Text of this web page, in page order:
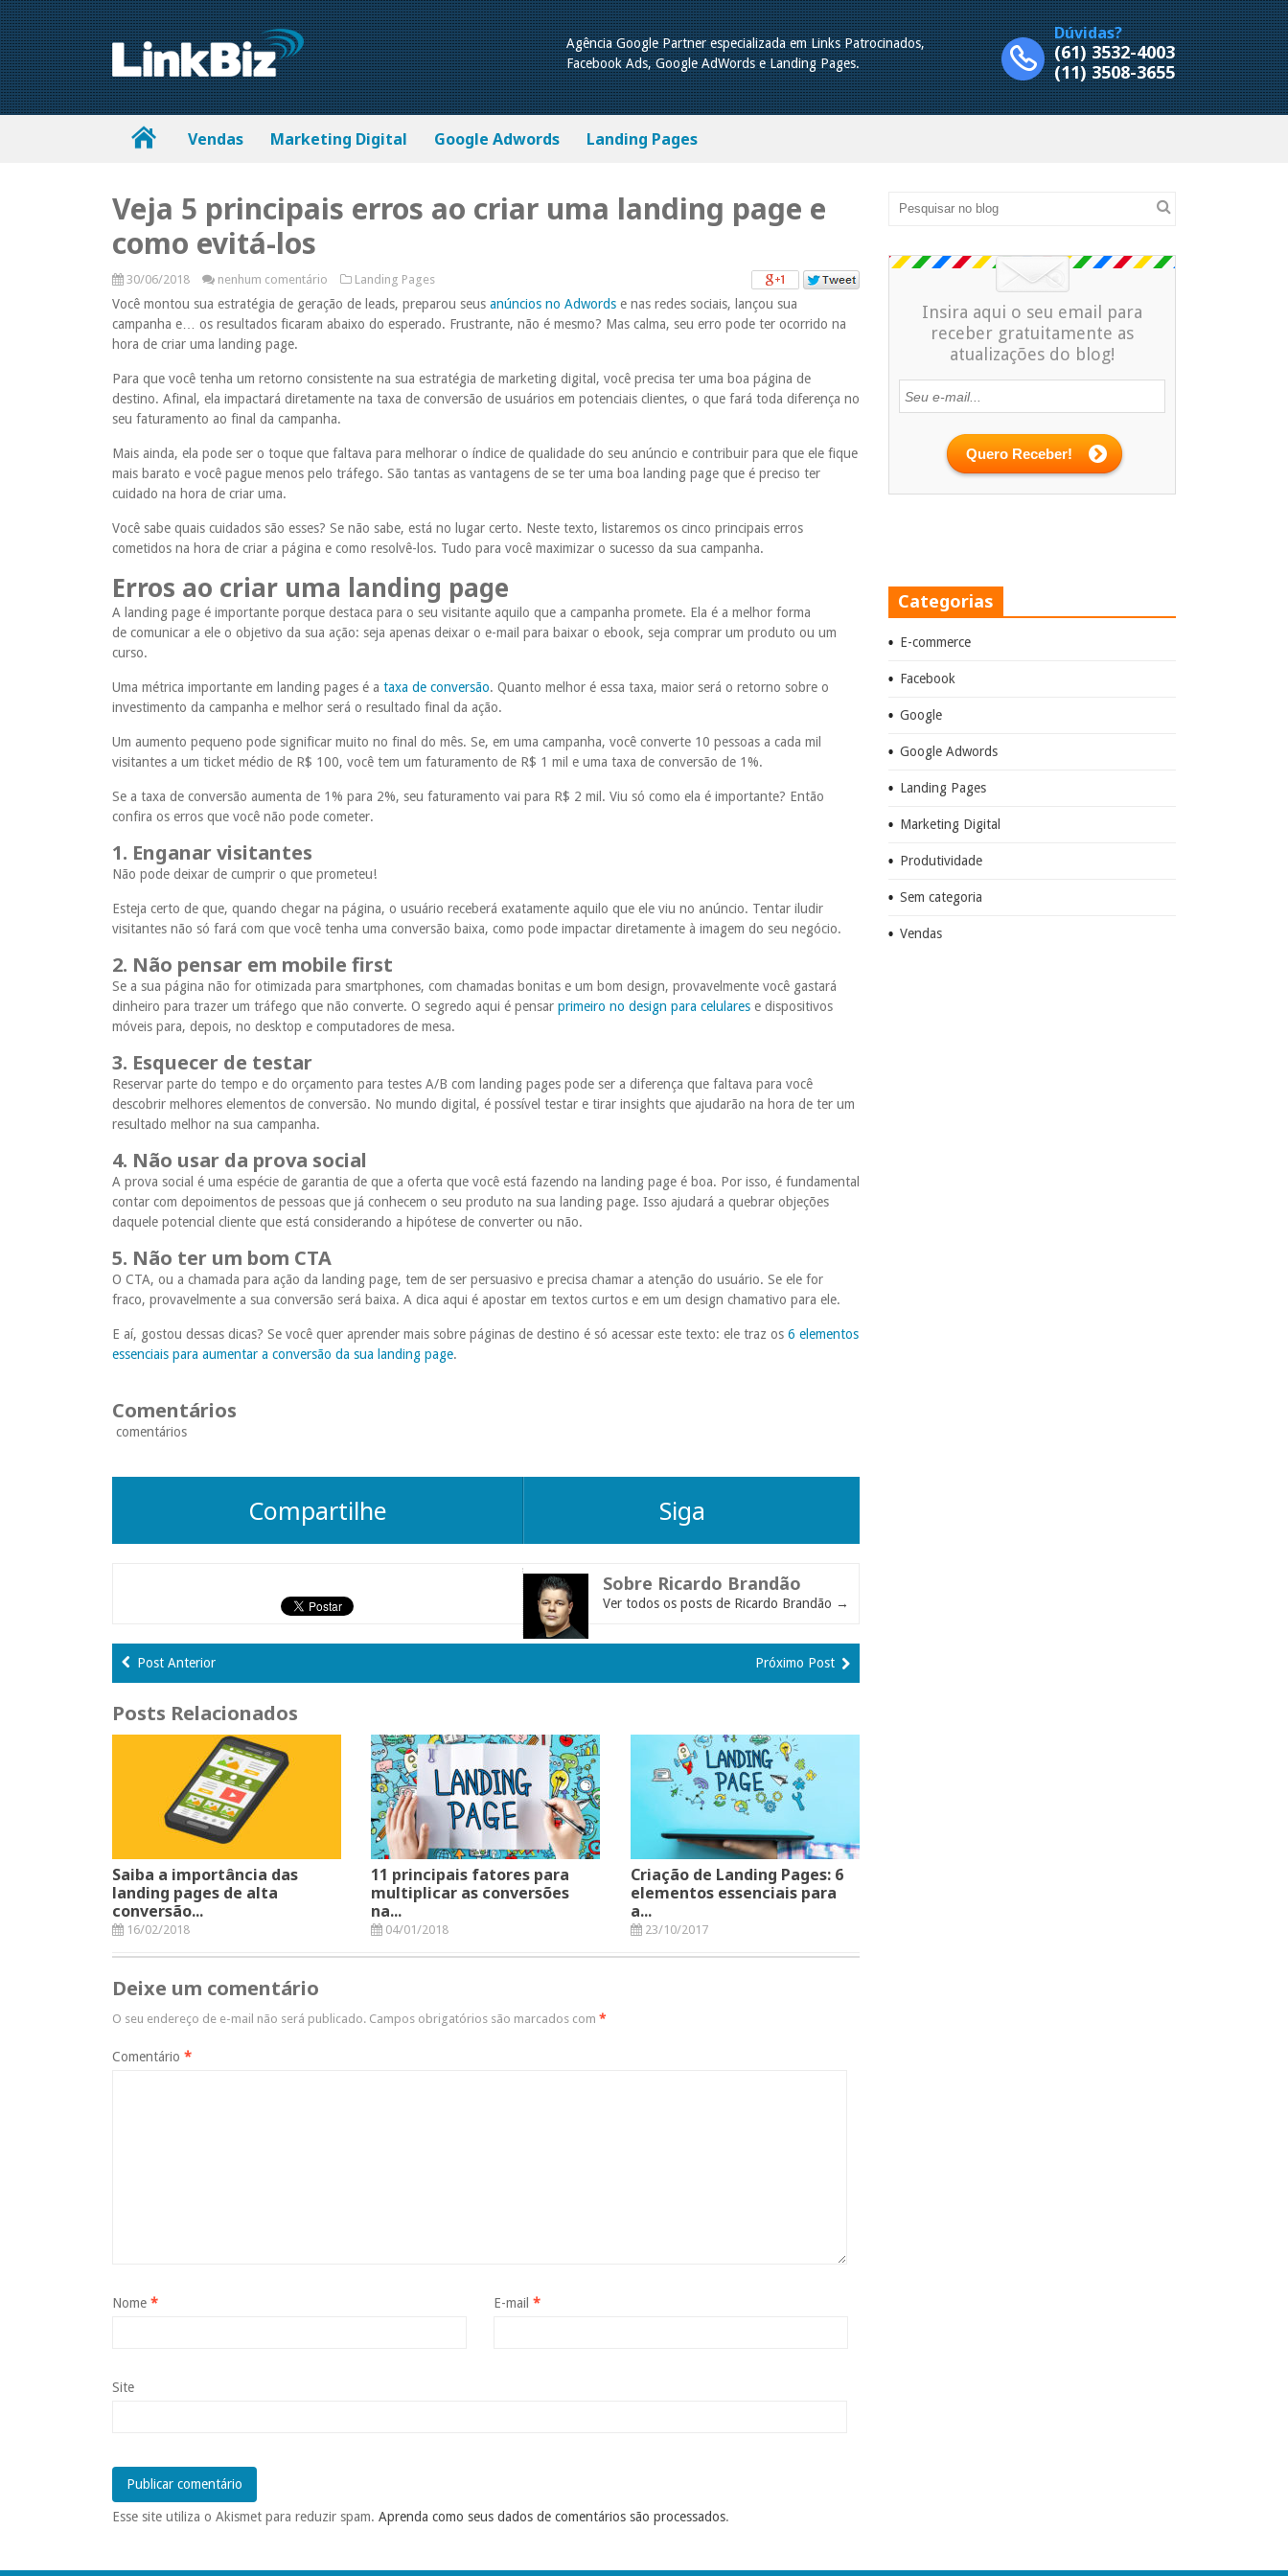
Agência Google Partner especializada em Links Patrocinados,
Facebook Ads, Google AdWords e Landing Pages.
Dúvidas?
(61) 3532-4003
(11) 3508-3655
Vendas Marketing Digital Google Adwords Landing Pages
Veja 5 principais erros ao criar uma landing page e
como evitá-los
30/06/2018 nenhum comentário Landing Pages
Você montou sua estratégia de geração de leads, preparou seus anúncios no Adwords e nas redes sociais, lançou sua
campanha e… os resultados ficaram abaixo do esperado. Frustrante, não é mesmo? Mas calma, seu erro pode ter ocorrido na
hora de criar uma landing page.
Para que você tenha um retorno consistente na sua estratégia de marketing digital, você precisa ter uma boa página de
destino. Afinal, ela impactará diretamente na taxa de conversão de usuários em potenciais clientes, o que fará toda diferença no
seu faturamento ao final da campanha.
Mais ainda, ela pode ser o toque que faltava para melhorar o índice de qualidade do seu anúncio e contribuir para que ele fique
mais barato e você pague menos pelo tráfego. São tantas as vantagens de se ter uma boa landing page que é preciso ter
cuidado na hora de criar uma.
Você sabe quais cuidados são esses? Se não sabe, está no lugar certo. Neste texto, listaremos os cinco principais erros
cometidos na hora de criar a página e como resolvê-los. Tudo para você maximizar o sucesso da sua campanha.
Erros ao criar uma landing page
A landing page é importante porque destaca para o seu visitante aquilo que a campanha promete. Ela é a melhor forma
de comunicar a ele o objetivo da sua ação: seja apenas deixar o e-mail para baixar o ebook, seja comprar um produto ou um
curso.
Uma métrica importante em landing pages é a taxa de conversão. Quanto melhor é essa taxa, maior será o retorno sobre o
investimento da campanha e melhor será o resultado final da ação.
Um aumento pequeno pode significar muito no final do mês. Se, em uma campanha, você converte 10 pessoas a cada mil
visitantes a um ticket médio de R$ 100, você tem um faturamento de R$ 1 mil e uma taxa de conversão de 1%.
Se a taxa de conversão aumenta de 1% para 2%, seu faturamento vai para R$ 2 mil. Viu só como ela é importante? Então
confira os erros que você não pode cometer.
1. Enganar visitantes
Não pode deixar de cumprir o que prometeu!
Esteja certo de que, quando chegar na página, o usuário receberá exatamente aquilo que ele viu no anúncio. Tentar iludir
visitantes não só fará com que você tenha uma conversão baixa, como pode impactar diretamente à imagem do seu negócio.
2. Não pensar em mobile first
Se a sua página não for otimizada para smartphones, com chamadas bonitas e um bom design, provavelmente você gastará
dinheiro para trazer um tráfego que não converte. O segredo aqui é pensar primeiro no design para celulares e dispositivos
móveis para, depois, no desktop e computadores de mesa.
3. Esquecer de testar
Reservar parte do tempo e do orçamento para testes A/B com landing pages pode ser a diferença que faltava para você
descobrir melhores elementos de conversão. No mundo digital, é possível testar e tirar insights que ajudarão na hora de ter um
resultado melhor na sua campanha.
4. Não usar da prova social
A prova social é uma espécie de garantia de que a oferta que você está fazendo na landing page é boa. Por isso, é fundamental
contar com depoimentos de pessoas que já conhecem o seu produto na sua landing page. Isso ajudará a quebrar objeções
daquele potencial cliente que está considerando a hipótese de converter ou não.
5. Não ter um bom CTA
O CTA, ou a chamada para ação da landing page, tem de ser persuasivo e precisa chamar a atenção do usuário. Se ele for
fraco, provavelmente a sua conversão será baixa. A dica aqui é apostar em textos curtos e em um design chamativo para ele.
E aí, gostou dessas dicas? Se você quer aprender mais sobre páginas de destino é só acessar este texto: ele traz os 6 elementos
essenciais para aumentar a conversão da sua landing page.
Comentários
comentários
Compartilhe Siga
Sobre Ricardo Brandão
Ver todos os posts de Ricardo Brandão →
Post Anterior Próximo Post
Posts Relacionados
Saiba a importância das
landing pages de alta
conversão...
16/02/2018
11 principais fatores para
multiplicar as conversões
na...
04/01/2018
Criação de Landing Pages: 6
elementos essenciais para
a...
23/10/2017
Deixe um comentário
O seu endereço de e-mail não será publicado. Campos obrigatórios são marcados com *
Comentário *
Nome * E-mail *
Site
Esse site utiliza o Akismet para reduzir spam. Aprenda como seus dados de comentários são processados.
Insira aqui o seu email para
receber gratuitamente as
atualizações do blog!
Categorias
E-commerce
Facebook
Google
Google Adwords
Landing Pages
Marketing Digital
Produtividade
Sem categoria
Vendas